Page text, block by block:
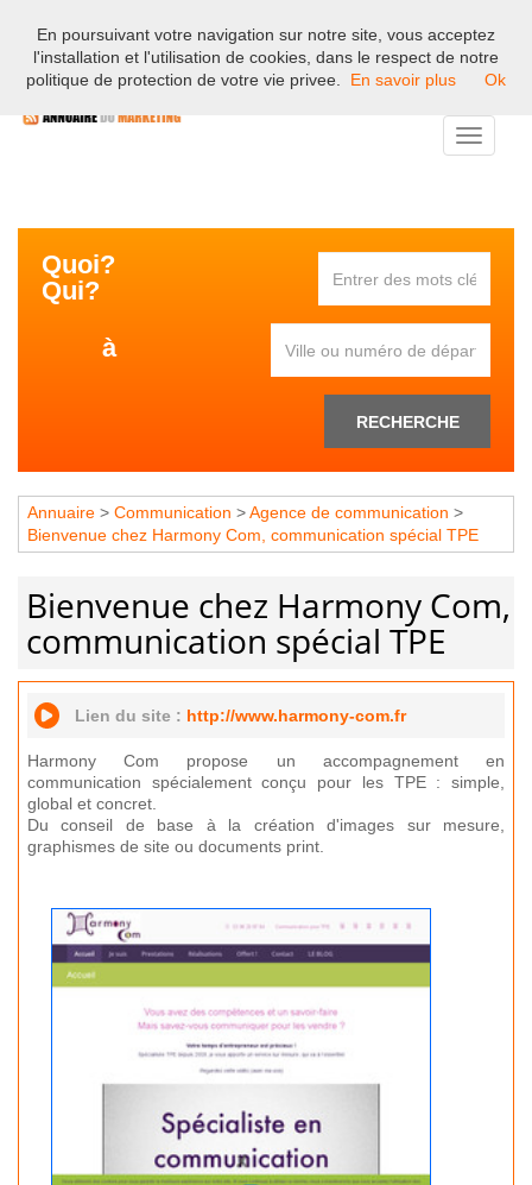
Bienvenue sur l'annuaire professionnel du marketing et de la
communication en France.
Toggle
Quoi?
Qui?
à
RECHERCHE
Annuaire > Communication >Agence de communication >
Bienvenue chez Harmony Com, communication spécial TPE
Bienvenue chez Harmony Com,
communication spécial TPE
Lien du site : http://www.harmony-com.fr
Harmony Com propose un accompagnement en
communication spécialement conçu pour les TPE : simple,
global et concret.
Du conseil de base à la création d'images sur mesure,
graphismes de site ou documents print.
En poursuivant votre navigation sur notre site, vous acceptez
l'installation et l'utilisation de cookies, dans le respect de notre
politique de protection de votre vie privee.
En savoir plus Ok